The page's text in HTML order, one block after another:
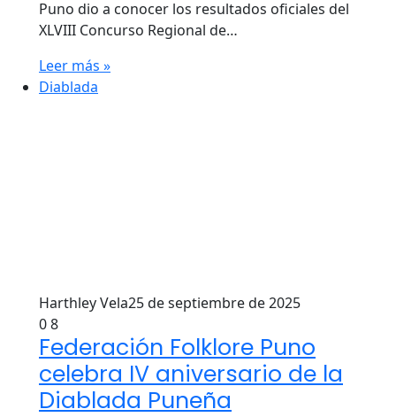
Puno dio a conocer los resultados oficiales del
XLVIII Concurso Regional de…
Leer más »
Diablada
Harthley Vela25 de septiembre de 2025
08
Federación Folklore Puno
celebra IV aniversario de la
Diablada Puneña